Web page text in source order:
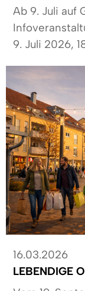
Ab 9. Juli auf
9. Juli 2026,
16.03.2026
LEBENDIGE